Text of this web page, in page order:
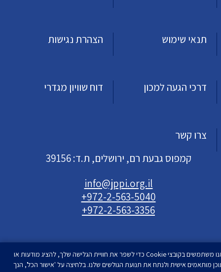
תנאי שימוש הצהרת נגישות
דרכי הגעה למכון דוח שוויון מגדרי
צרו קשר
קמפוס גבעת רם, ירושלים, ת.ד: 39156
info@jppi.org.il
+972-2-563-5040
+972-2-563-3356
אנו משתמשים בקובצי Cookie כדי לשפר את חוויית הגלישה שלך, להציג מודעות או
מותאמים אישית ולנתח את תנועת הגולשים שלנו. בלחיצה על 'אישור הכל', הנך